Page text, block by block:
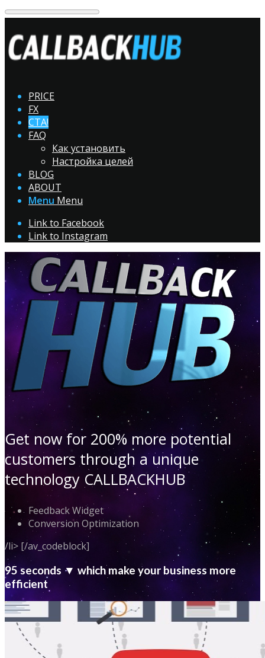
PRICE
FX
CTA!
FAQ
Как установить
Настройка целей
BLOG
ABOUT
Menu Menu
Link to Facebook
Link to Instagram
Get now for 200% more potential
customers through a unique
technology CALLBACKHUB
Feedback Widget
Conversion Optimization
/li> [/av_codeblock]
95 seconds ▼ which make your business more
efficient